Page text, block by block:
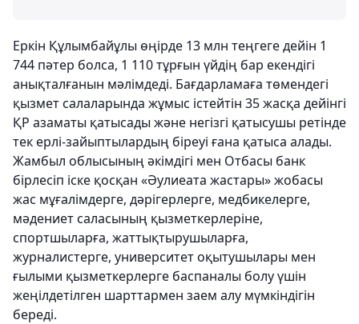
Еркін Құлымбайұлы өңірде 13 млн теңгеге дейін 1
744 пәтер болса, 1 110 тұрғын үйдің бар екендігі
анықталғанын мәлімдеді. Бағдарламаға төмендегі
қызмет салаларында жұмыс істейтін 35 жасқа дейінгі
ҚР азаматы қатысады және негізгі қатысушы ретінде
тек ерлі-зайыптылардың біреуі ғана қатыса алады.
Жамбыл облысының әкімдігі мен Отбасы банк
бірлесіп іске қосқан «Әулиеата жастары» жобасы
жас мұғалімдерге, дәрігерлерге, медбикелерге,
мәдениет саласының қызметкерлеріне,
спортшыларға, жаттықтырушыларға,
журналистерге, университет оқытушылары мен
ғылыми қызметкерлерге баспаналы болу үшін
жеңілдетілген шарттармен заем алу мүмкіндігін
береді.